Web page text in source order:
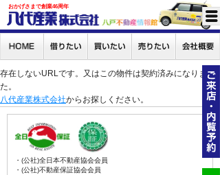
おかげさまで創業46周年
存在しないURLです。又はこの物件は契約済みになりまし
た。
八代産業株式会社からお探しください。
・(公社)全日本不動産協会会員
・(公社)不動産保証協会会員